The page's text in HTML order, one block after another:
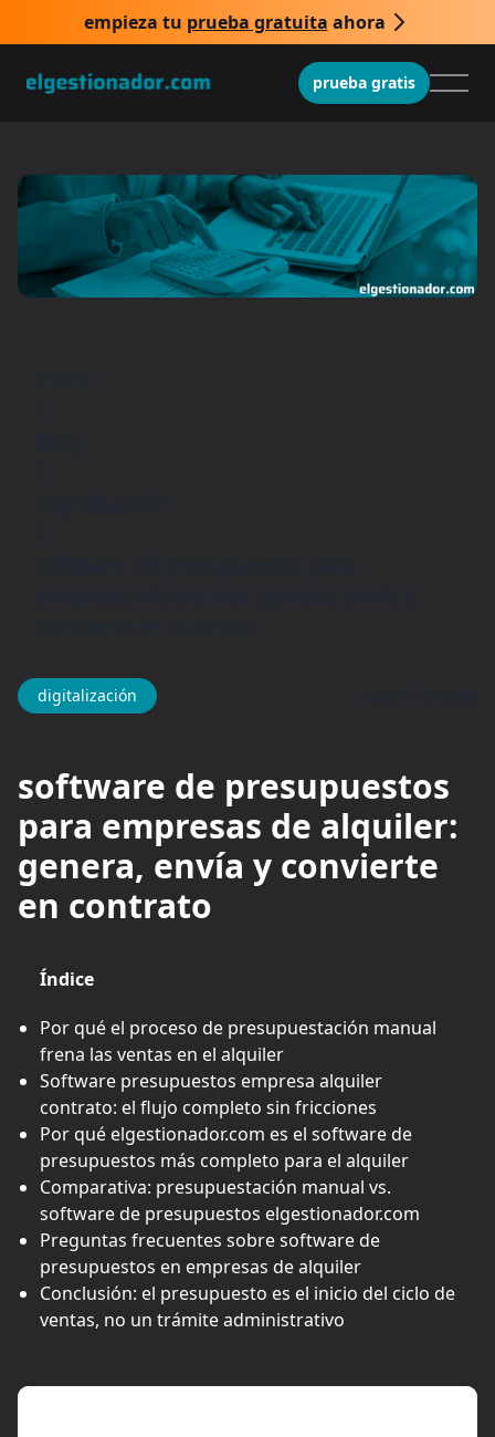
empieza tu prueba gratuita ahora
prueba gratis
digitalización
software de presupuestos
para empresas de alquiler:
genera, envía y convierte
en contrato
Índice
Por qué el proceso de presupuestación manual
frena las ventas en el alquiler
Software presupuestos empresa alquiler
contrato: el flujo completo sin fricciones
Por qué elgestionador.com es el software de
presupuestos más completo para el alquiler
Comparativa: presupuestación manual vs.
software de presupuestos elgestionador.com
Preguntas frecuentes sobre software de
presupuestos en empresas de alquiler
Conclusión: el presupuesto es el inicio del ciclo de
ventas, no un trámite administrativo